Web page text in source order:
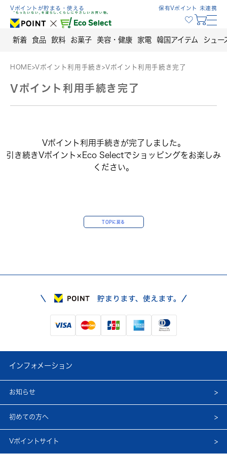
Skip
content
Vポイントが貯まる・使える 保有Vポイント 未連携
新着 食品 飲料 お菓子 美容・健康 家電 韓国アイテム シュー
HOME>Vポイント利用手続き>Vポイント利用手続き完了
Vポイント利用手続き完了
Vポイント利用手続きが完了しました。
引き続きVポイント×Eco Selectでショッピングをお楽しみ
ください。
TOPに戻る
インフォメーション
お知らせ
初めての方へ
Vポイントサイト